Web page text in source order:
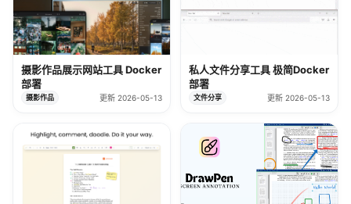
摄影作品展示网站工具 Docker
部署
摄影作品 更新 2026-05-13
私人文件分享工具 极简Docker
部署
文件分享 更新 2026-05-13